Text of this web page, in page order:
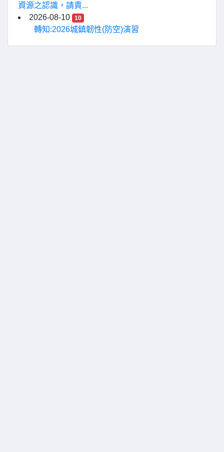
資源之認識，請貴...
2026-08-10
10
轉知:2026城鎮韌性(防空)演習